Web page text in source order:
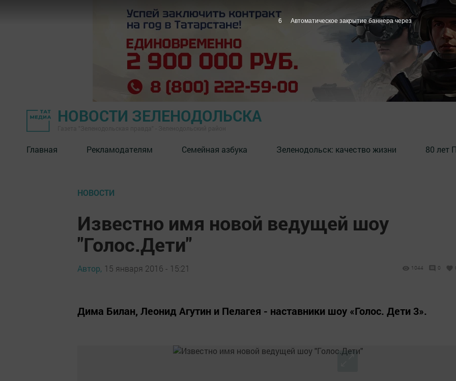
НОВОСТИ ЗЕЛЕНОДОЛЬСКА
Главная Рекламодателям Семейная азбука ⁠Зеленодольск: качество жизни 80 лет
НОВОСТИ
Известно имя новой ведущей шоу
"Голос.Дети"
Автор, 15 января 2016 - 15:21 1044 0
Дима Билан, Леонид Агутин и Пелагея - наставники шоу «Голос. Дети 3».
5 Автоматическое закрытие баннера через